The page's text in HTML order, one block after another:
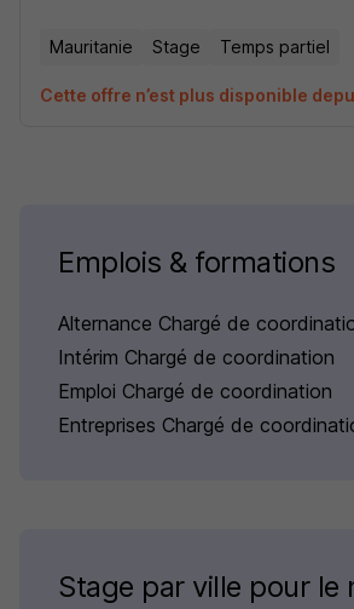
Mauritanie Stage Temps partiel
Cette offre n’est plus disponible
Emplois & formations
Alternance Chargé de
Intérim Chargé de coordination
Emploi Chargé de coordination
Entreprises Chargé de
Stage par ville pour le